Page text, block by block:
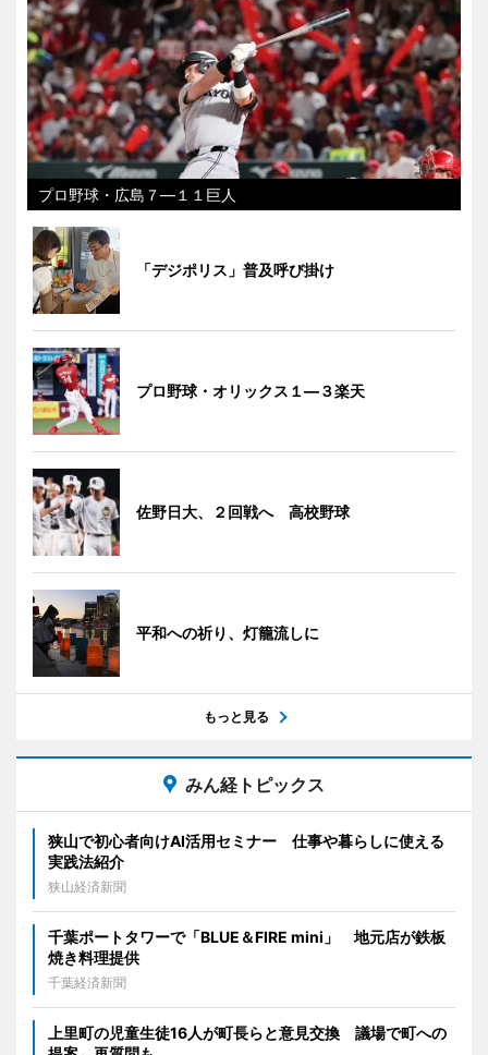
プロ野球・広島７―１１巨人
「デジポリス」普及呼び掛け
プロ野球・オリックス１―３楽天
佐野日大、２回戦へ 高校野球
平和への祈り、灯籠流しに
もっと見る
みん経トピックス
狭山で初心者向けAI活用セミナー 仕事や暮らしに使える
実践法紹介
狭山経済新聞
千葉ポートタワーで「BLUE＆FIRE mini」 地元店が鉄板
焼き料理提供
千葉経済新聞
上里町の児童生徒16人が町長らと意見交換 議場で町への